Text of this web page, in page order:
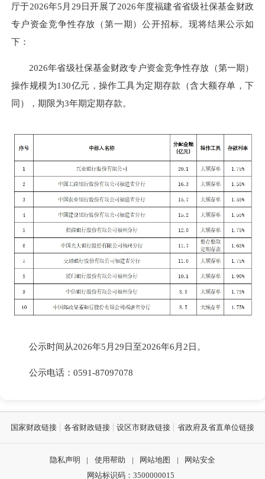
厅于2026年5月29日开展了2026年度福建省省级社保基金财政
专户资金竞争性存放（第一期）公开招标。现将结果公示如
下：
2026年省级社保基金财政专户资金竞争性存放（第一期）
操作规模为130亿元，操作工具为定期存款（含大额存单，下
同），期限为3年期定期存款。
公示时间从2026年5月29日至2026年6月2日。
公示电话：0591-87097078
国家财政链接 各省财政链接 设区市财政链接 省政府及省直单位链接
隐私声明 | 使用帮助 | 网站地图 |
网站安全
网站标识码：3500000015